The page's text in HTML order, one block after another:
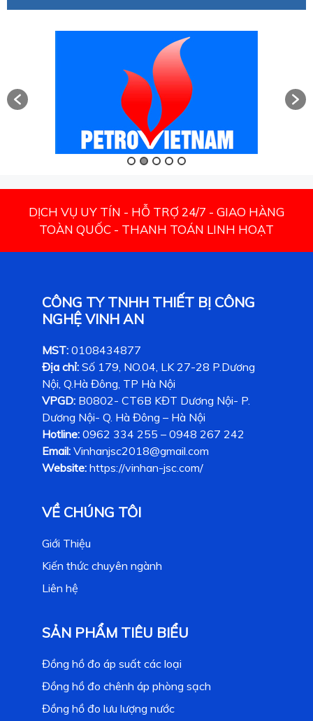
DỊCH VỤ UY TÍN - HỖ TRỢ 24/7 - GIAO HÀNG
TOÀN QUỐC - THANH TOÁN LINH HOẠT
CÔNG TY TNHH THIẾT BỊ CÔNG
NGHỆ VINH AN
MST: 0108434877
Địa chỉ: Số 179, NO.04, LK 27-28 P.Dương
Nội, Q.Hà Đông, TP Hà Nội
VPGD: B0802- CT6B KĐT Dương Nội- P.
Dương Nội- Q. Hà Đông – Hà Nội
Hotline: 0962 334 255 – 0948 267 242
Email: Vinhanjsc2018@gmail.com
Website: https://vinhan-jsc.com/
VỀ CHÚNG TÔI
Giới Thiệu
Kiến thức chuyên ngành
Liên hệ
SẢN PHẨM TIÊU BIỂU
Đồng hồ đo áp suất các loại
Đồng hồ đo chênh áp phòng sạch
Đồng hồ đo lưu lượng nước